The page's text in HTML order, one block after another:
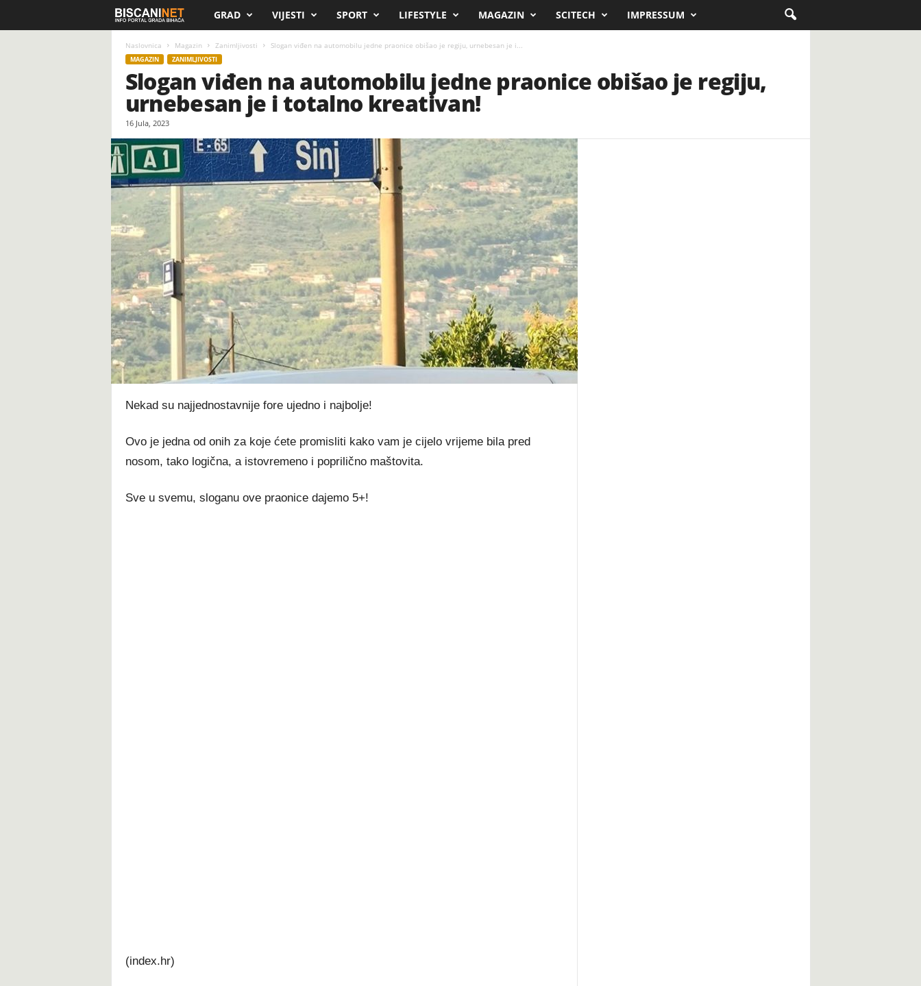
c
n
i
n
e
t
GRAD VIJESTI SPORT LIFESTYLE MAGAZIN SCITECH IMPRESSUM
Naslovnica Magazin Zanimljivosti Slogan viđen na automobilu jedne praonice obišao je regiju, urnebesan je i...
MAGAZIN ZANIMLJIVOSTI
Slogan viđen na automobilu jedne praonice obišao je regiju,
urnebesan je i totalno kreativan!
16 Jula, 2023
Nekad su najjednostavnije fore ujedno i najbolje!
Ovo je jedna od onih za koje ćete promisliti kako vam je cijelo vrijeme bila pred
nosom, tako logična, a istovremeno i poprilično maštovita.
Sve u svemu, sloganu ove praonice dajemo 5+!
(index.hr)